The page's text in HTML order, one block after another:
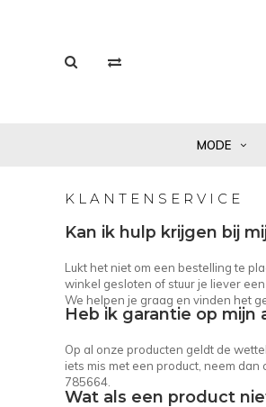
MODE
KLANTENSERVICE
Kan ik hulp krijgen bij
Lukt het niet om een bestelling te
winkel gesloten of stuur je liever
We helpen je graag en vinden het
Heb ik garantie op
Op al onze producten geldt de
iets mis met een product, neem dan
785664.
Wat als een product